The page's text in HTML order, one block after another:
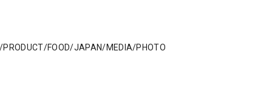
PRODUCT/FOOD/JAPAN/MEDIA/PHOTO